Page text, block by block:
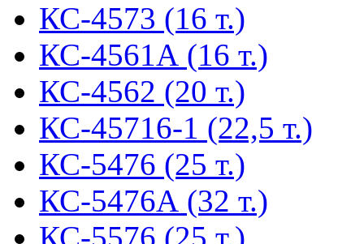
КС-4573 (16 т.)
КС-4561А (16 т.)
КС-4562 (20 т.)
КС-45716-1 (22,5 т.)
КС-5476 (25 т.)
КС-5476А (32 т.)